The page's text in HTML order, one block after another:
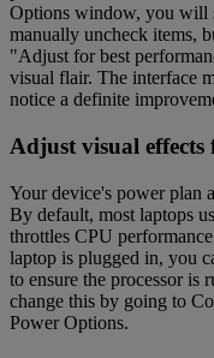
Options window, you will
manually uncheck items,
"Adjust for best
visual flair. The interface
notice a definite
Adjust visual effects
Your device's power plan
By default, most laptops
throttles CPU
laptop is plugged in, you
to ensure the processor is
change this by going to
Power Options.